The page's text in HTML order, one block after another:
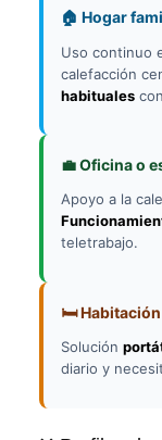
🏠 Hogar
Uso continuo
calefacción
habituales
💼 Oficina o
Apoyo a la
teletrabajo.
🛏️
Solución
diario y